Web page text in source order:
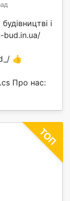
і
bud.in.ua/
👍
Про нас: